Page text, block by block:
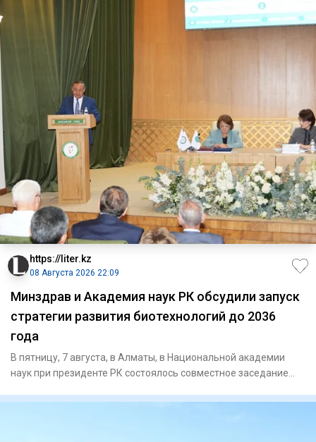
https://liter.kz
08 Августа 2026 22:09
Минздрав и Академия наук РК обсудили запуск
стратегии развития биотехнологий до 2036
года
В пятницу, 7 августа, в Алматы, в Национальной академии
наук при президенте РК состоялось совместное заседание